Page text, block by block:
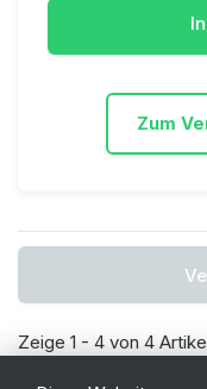
Zum
Zeige 1 - 4 von 4